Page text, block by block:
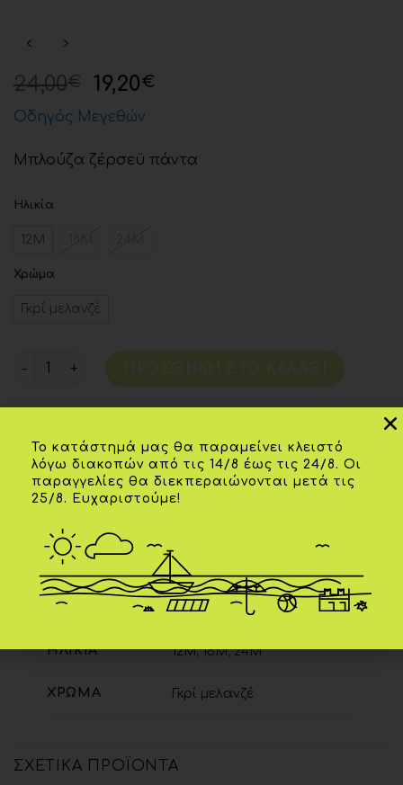
24,00€ 19,20€
Οδηγός Μεγεθών
Μπλούζα ζέρσεϋ πάντα
Ηλικία
12Μ 18Μ 24Μ
Χρώμα
Γκρί μελανζέ
Κωδικός προϊόντος: 2313/32951
Επιπλέον πληροφορίες
ΗΛΙΚΊΑ 12Μ,18Μ,24Μ
ΧΡΏΜΑ Γκρί μελανζέ
ΣΧΕΤΙΚΆ ΠΡΟΪΌΝΤΑ
Το κατάστημά μας θα παραμείνει κλειστό
λόγω διακοπών από τις 14/8 έως τις 24/8. Οι
παραγγελίες θα διεκπεραιώνονται μετά τις
25/8. Ευχαριστούμε!